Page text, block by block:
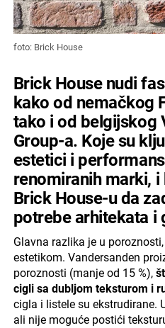
foto: Brick House
Brick House nudi
kako od nemačkog
tako i od belgijskog
Group-a. Koje su
estetici i
renomiranih marki,
Brick House-u da
potrebe arhitekata i
Glavna razlika je u
estetikom. Vandersanden
poroznosti (manje od 15 %),
cigli sa dubljom teksturom i
cigla i listele su ekstrudirane.
ali nije moguće postići